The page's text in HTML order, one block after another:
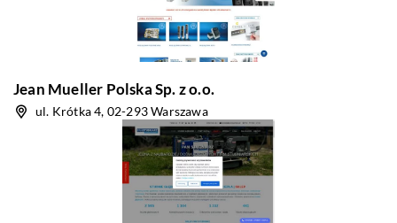
Jean Mueller Polska Sp. z o.o.
ul. Krótka 4, 02-293 Warszawa